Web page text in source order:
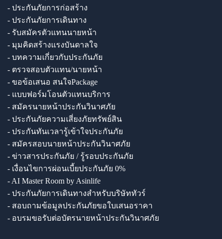
- ประกันภัยการก่อสร้าง
- ประกันภัยการเดินทาง
- รับสมัครตัวแทนนายหน้า
- มุมคิดสร้างแรงบันดาลใจ
- บทความเกี่ยวกับประกันภัย
- ตรวจสอบตัวแทน/นายหน้า
- ขอข้อเสนอ สนใจPackage
- แบบฟอร์มโอนตัวแทนบริการ
- สมัครนายหน้าประกันวินาศภัย
- ประกันภัยความเสี่ยงภัยทรัพย์สิน
- ประกันทันเวลารู้เข้าใจประกันภัย
- สมัครสอบนายหน้าประกันวินาศภัย
- ข่าวสารประกันภัย / รู้รอบประกันภัย
- เงื่อนไขการผ่อนเบี้ยประกันภัย 0%
- AI Master Room by Asinlife
- ประกันภัยการเดินทางสำหรับบริษัททัวร์
- สอบถามข้อมูลประกันภัยขอใบเสนอราคา
- อบรมขอรับต่อบัตรนายหน้าประกันวินาศภัย